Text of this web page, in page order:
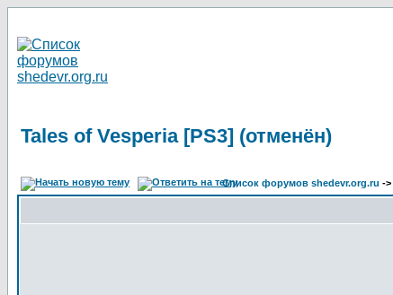
Tales of Vesperia [PS3] (отменён)
Список форумов shedevr.org.ru ->